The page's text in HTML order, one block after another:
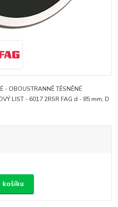
- OBOUSTRANNĚ TĚSNĚNÉ
LIST - 6017 2RSR FAG d - 85 mm, D
košíku